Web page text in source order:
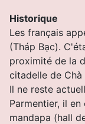
Historique
Les français
(Tháp Bạc).
proximité de la
citadelle de Chà
Il ne reste
Parmentier, il
mandapa (hall